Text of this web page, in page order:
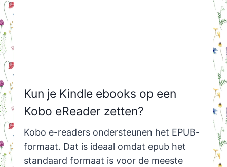
Kun je Kindle ebooks op een
Kobo eReader zetten?
Kobo e-readers ondersteunen het EPUB-
formaat. Dat is ideaal omdat epub het
standaard formaat is voor de meeste